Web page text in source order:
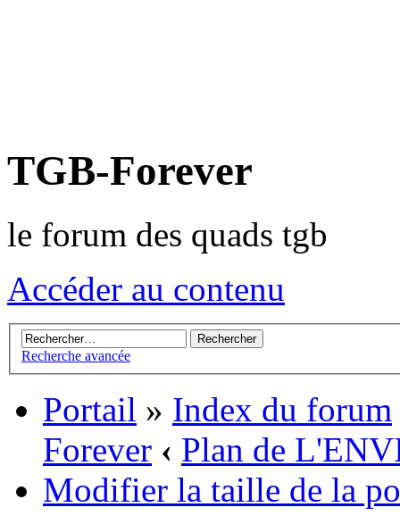
TGB-Forever
le forum des quads tgb
Accéder au contenu
Recherche avancée
Portail » Index du forum
Forever ‹ Plan de
Modifier la taille de la